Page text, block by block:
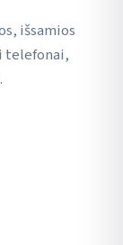
išsamios
telefonai,